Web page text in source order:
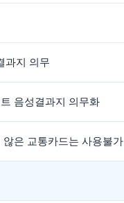
과지 의무
음성결과지 의무화
은 교통카드는 사용불가